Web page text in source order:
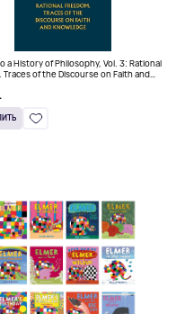
a History of Philosophy, Vol. 3: Rational
Traces of the Discourse on Faith and